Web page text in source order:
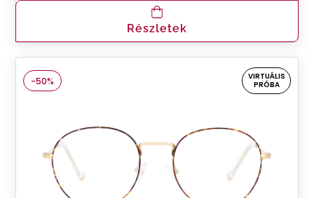
Részletek
-50%
VIRTUÁLIS
PRÓBA